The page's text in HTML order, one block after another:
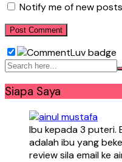
Notify me of new
Siapa Saya
Ibu kepada 3 puteri.
adalah ibu yang
review sila email ke